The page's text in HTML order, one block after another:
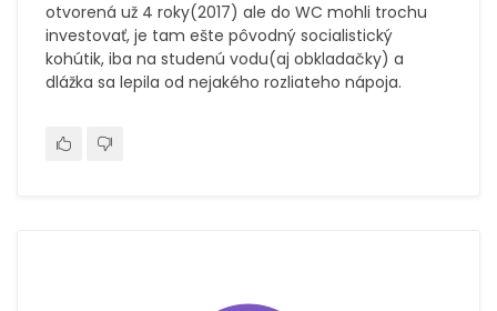
otvorená už 4 roky(2017) ale do WC mohli trochu
investovať, je tam ešte pôvodný socialistický
kohútik, iba na studenú vodu(aj obkladačky) a
dlážka sa lepila od nejakého rozliateho nápoja.